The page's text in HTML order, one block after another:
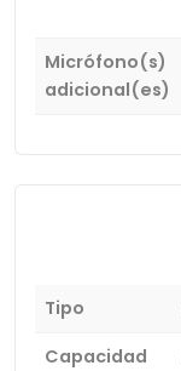
Micrófono(s)
adicional(es)
Tipo
Capacidad